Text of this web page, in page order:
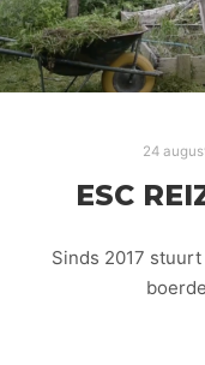
24
ESC
Sinds 2017